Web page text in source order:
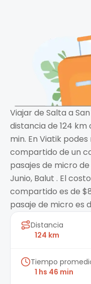
Viajar de Salta a
distancia de 124 km
min. En Viatik
compartido de un
pasajes de micro
Junio, Balut . El
compartido es de
pasaje de micro es
Distancia
124 km
Tiempo
1 hs 46 min